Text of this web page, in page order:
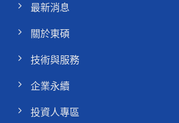
最新消息
關於東碩
技術與服務
企業永續
投資人專區